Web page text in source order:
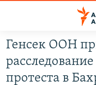
Вернуться
основному
содержанию
НОВОСТИ
Генсек ООН
протеста в